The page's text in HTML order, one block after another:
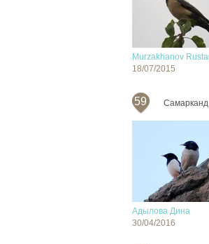
Murzakhanov
18/07/2015
59 Самарканд
Адылова Дина
30/04/2016